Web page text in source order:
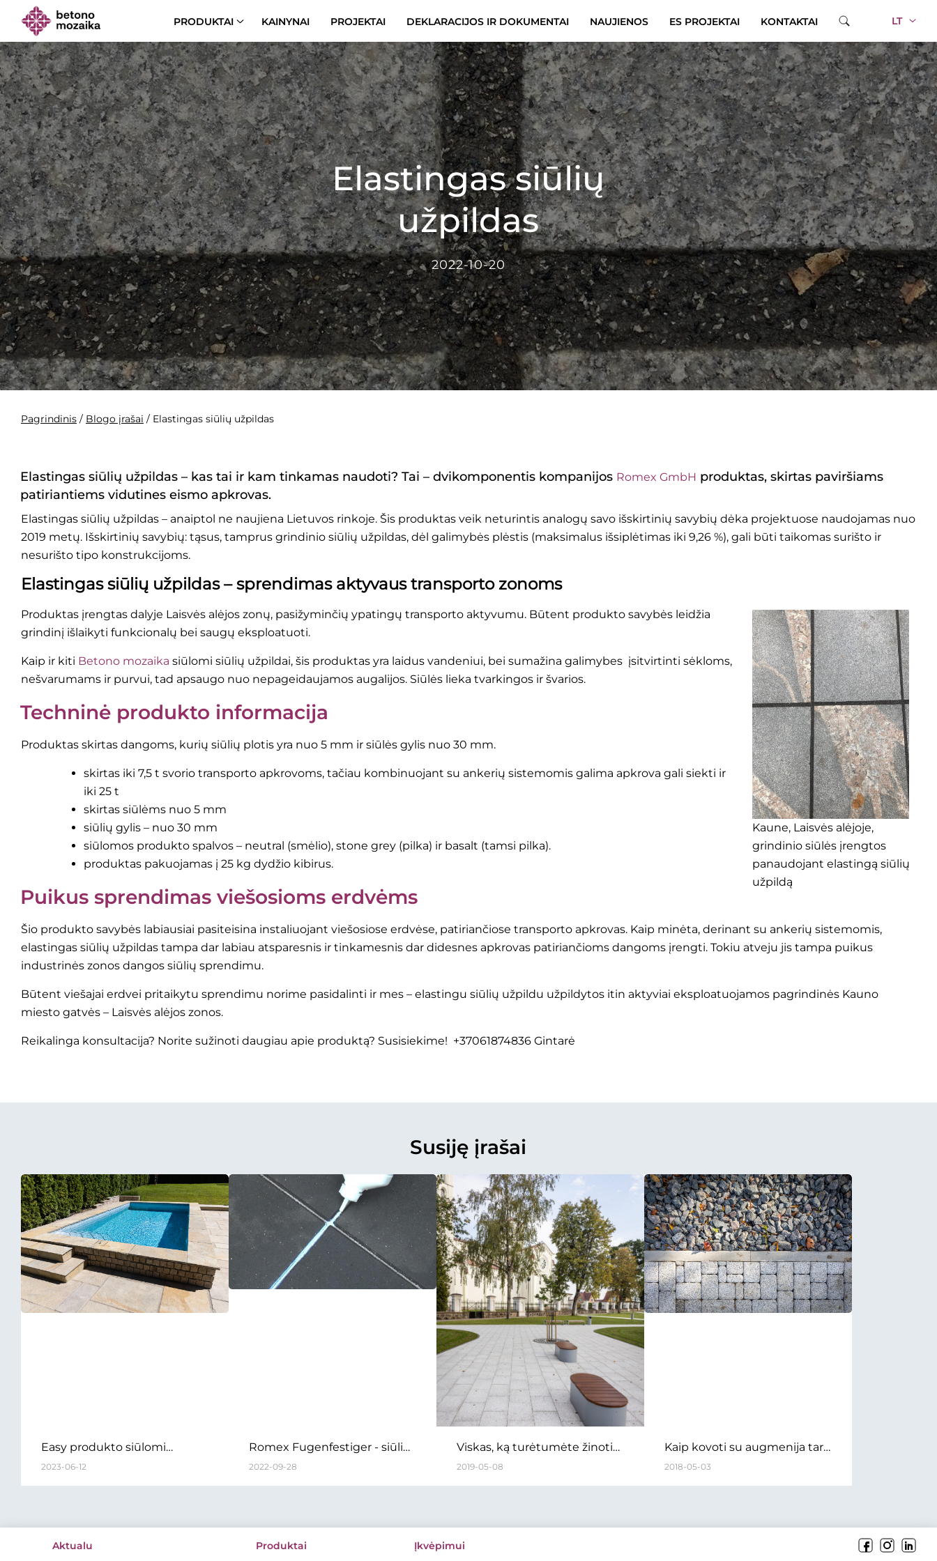
PRODUKTAI KAINYNAI PROJEKTAI DEKLARACIJOS IR DOKUMENTAI NAUJIENOS ES PROJEKTAI KONTAKTAI LT
Elastingas siūlių
užpildas
2022-10-20
Pagrindinis / Blogo įrašai / Elastingas siūlių užpildas
Elastingas siūlių užpildas – kas tai ir kam tinkamas naudoti? Tai – dvikomponentis kompanijos Romex GmbH produktas, skirtas paviršiams
patiriantiems vidutines eismo apkrovas.
Elastingas siūlių užpildas – anaiptol ne naujiena Lietuvos rinkoje. Šis produktas veik neturintis analogų savo išskirtinių savybių dėka projektuose naudojamas nuo
2019 metų. Išskirtinių savybių: tąsus, tamprus grindinio siūlių užpildas, dėl galimybės plėstis (maksimalus išsiplėtimas iki 9,26 %), gali būti taikomas surišto ir
nesurišto tipo konstrukcijoms.
Elastingas siūlių užpildas – sprendimas aktyvaus transporto zonoms
Kaune, Laisvės alėjoje,
grindinio siūlės įrengtos
panaudojant elastingą siūlių
užpildą
Produktas įrengtas dalyje Laisvės alėjos zonų, pasižyminčių ypatingų transporto aktyvumu. Būtent produkto savybės leidžia
grindinį išlaikyti funkcionalų bei saugų eksploatuoti.
Kaip ir kiti Betono mozaika siūlomi siūlių užpildai, šis produktas yra laidus vandeniui, bei sumažina galimybes įsitvirtinti sėkloms,
nešvarumams ir purvui, tad apsaugo nuo nepageidaujamos augalijos. Siūlės lieka tvarkingos ir švarios.
Techninė produkto informacija
Produktas skirtas dangoms, kurių siūlių plotis yra nuo 5 mm ir siūlės gylis nuo 30 mm.
skirtas iki 7,5 t svorio transporto apkrovoms, tačiau kombinuojant su ankerių sistemomis galima apkrova gali siekti ir
iki 25 t
skirtas siūlėms nuo 5 mm
siūlių gylis – nuo 30 mm
siūlomos produkto spalvos – neutral (smėlio), stone grey (pilka) ir basalt (tamsi pilka).
produktas pakuojamas į 25 kg dydžio kibirus.
Puikus sprendimas viešosioms erdvėms
Šio produkto savybės labiausiai pasiteisina instaliuojant viešosiose erdvėse, patiriančiose transporto apkrovas. Kaip minėta, derinant su ankerių sistemomis,
elastingas siūlių užpildas tampa dar labiau atsparesnis ir tinkamesnis dar didesnes apkrovas patiriančioms dangoms įrengti. Tokiu atveju jis tampa puikus
industrinės zonos dangos siūlių sprendimu.
Būtent viešajai erdvei pritaikytu sprendimu norime pasidalinti ir mes – elastingu siūlių užpildu užpildytos itin aktyviai eksploatuojamos pagrindinės Kauno
miesto gatvės – Laisvės alėjos zonos.
Reikalinga konsultacija? Norite sužinoti daugiau apie produktą? Susisiekime! +37061874836 Gintarė
Susiję įrašai
Easy produkto siūlomi
sprendimai
2023-06-12
Romex Fugenfestiger - siūlių
stipriklis
2022-09-28
Viskas, ką turėtumėte žinoti
apie siūles ir užpildus
2019-05-08
Kaip kovoti su augmenija tarp
trinkelių? Kaip gali padėti
2018-05-03
Aktualu Produktai Įkvėpimui